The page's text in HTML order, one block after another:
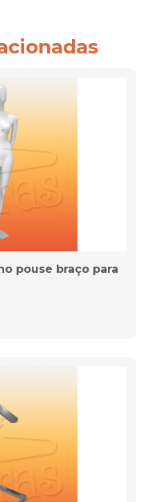
pouse braço para